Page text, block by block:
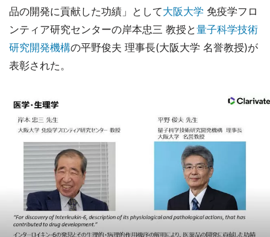
品の開発に貢献した功績」として大阪大学 免疫学フロ
ンティア研究センターの岸本忠三 教授と量子科学技術
研究開発機構の平野俊夫 理事長(大阪大学 名誉教授)が
表彰された。